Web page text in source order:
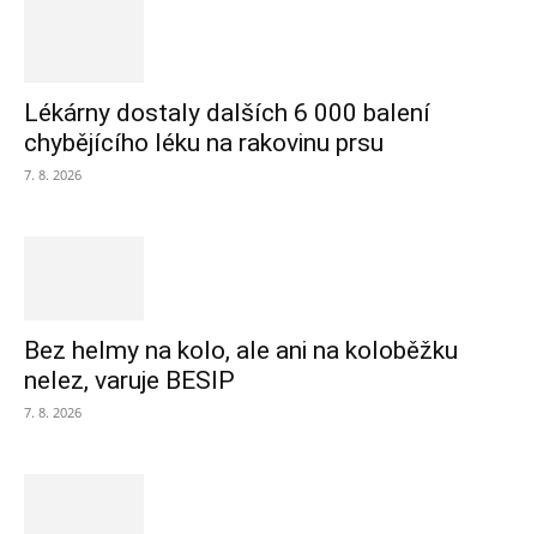
Lékárny dostaly dalších 6 000 balení
chybějícího léku na rakovinu prsu
7. 8. 2026
Bez helmy na kolo, ale ani na koloběžku
nelez, varuje BESIP
7. 8. 2026